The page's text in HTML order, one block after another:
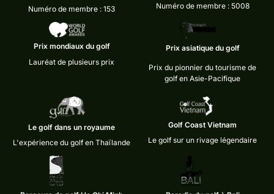
Numéro de membre : 153
Numéro de membre : 5008
Prix mondiaux du golf
Lauréat de plusieurs prix
Prix asiatique du golf
Prix du pionnier du tourisme de
golf en Asie-Pacifique
Le golf dans un royaume
L'expérience du golf en Thaïlande
Golf Coast Vietnam
Le golf sur un rivage légendaire